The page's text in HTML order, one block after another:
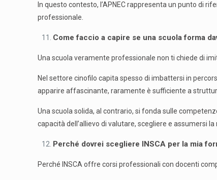
In questo contesto, l’APNEC rappresenta un punto di
professionale.
Come faccio a capire se una scuola forma
Una scuola veramente professionale non ti chiede di
Nel settore cinofilo capita spesso di imbattersi in
apparire affascinante, raramente è sufficiente a
Una scuola solida, al contrario, si fonda sulle
capacità dell’allievo di valutare, scegliere e assumersi
Perché dovrei scegliere INSCA per la mia
Perché INSCA offre corsi professionali con docenti